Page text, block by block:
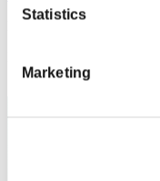
Statistics
Marketing
33